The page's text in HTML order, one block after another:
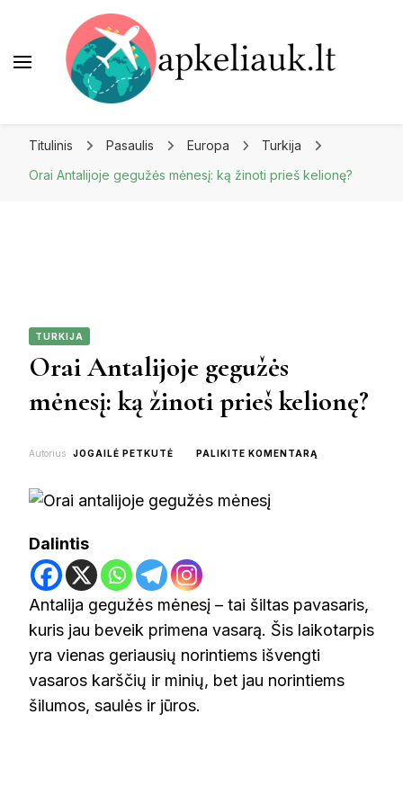
Titulinis Pasaulis Europa
Turkija
Orai Antalijoje gegužės mėnesį: ką žinoti prieš kelionę?
TURKIJA
Orai Antalijoje gegužės
mėnesį: ką žinoti prieš kelionę?
Autorius JOGAILĖ PETKUTĖ PALIKITE KOMENTARĄ
Dalintis
Antalija gegužės mėnesį – tai šiltas pavasaris,
kuris jau beveik primena vasarą. Šis laikotarpis
yra vienas geriausių norintiems išvengti
vasaros karščių ir minių, bet jau norintiems
šilumos, saulės ir jūros.